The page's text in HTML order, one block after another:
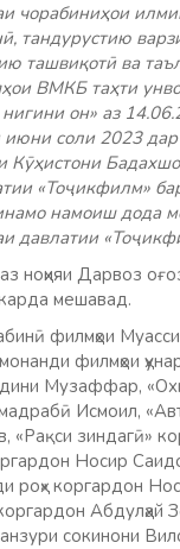
чорабиниҳои
тандурустию
ташвиқотӣ ва
ВМКБ таҳти
он» аз
соли 2023
Кӯҳистони
«Тоҷикфилм»
намоиш дода
давлатии
ноҳияи Дарвоз
мешавад.
филмҳои
филмҳои
Музаффар,
Исмоил,
«Рақси зиндагӣ»
Носир
роҳ» коргардон
Абдулҳай
сокинони